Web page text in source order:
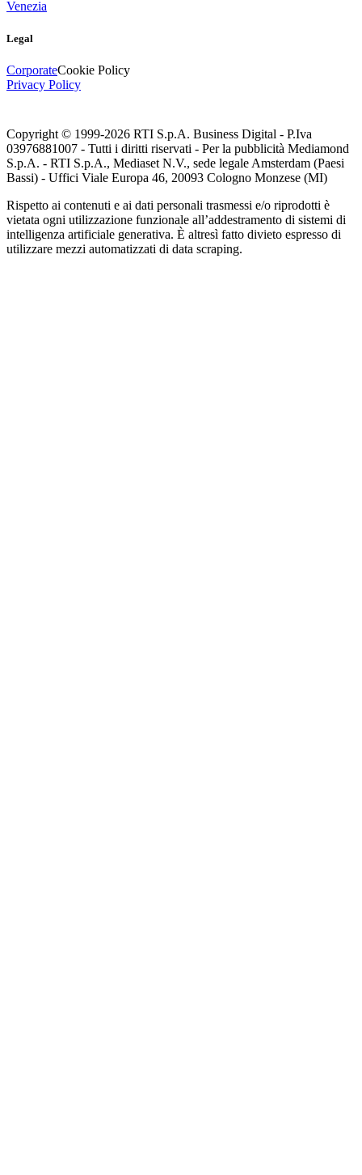
Venezia
Legal
CorporateCookie Policy
Privacy Policy
Copyright © 1999-2026 RTI S.p.A. Business Digital - P.Iva
03976881007 - Tutti i diritti riservati - Per la pubblicità Mediamond
S.p.A. - RTI S.p.A., Mediaset N.V., sede legale Amsterdam (Paesi
Bassi) - Uffici Viale Europa 46, 20093 Cologno Monzese (MI)
Rispetto ai contenuti e ai dati personali trasmessi e/o riprodotti è
vietata ogni utilizzazione funzionale all’addestramento di sistemi di
intelligenza artificiale generativa. È altresì fatto divieto espresso di
utilizzare mezzi automatizzati di data scraping.